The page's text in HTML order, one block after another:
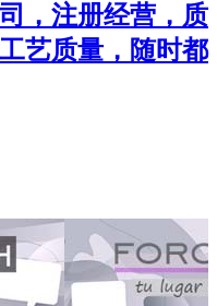
，注册经营，质
艺质量，随时都